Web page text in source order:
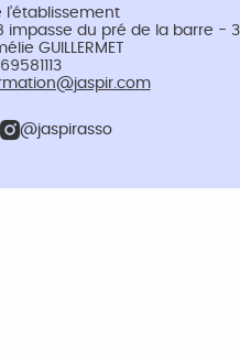
impasse du pré de la barre -
GUILLERMET
@jaspirasso